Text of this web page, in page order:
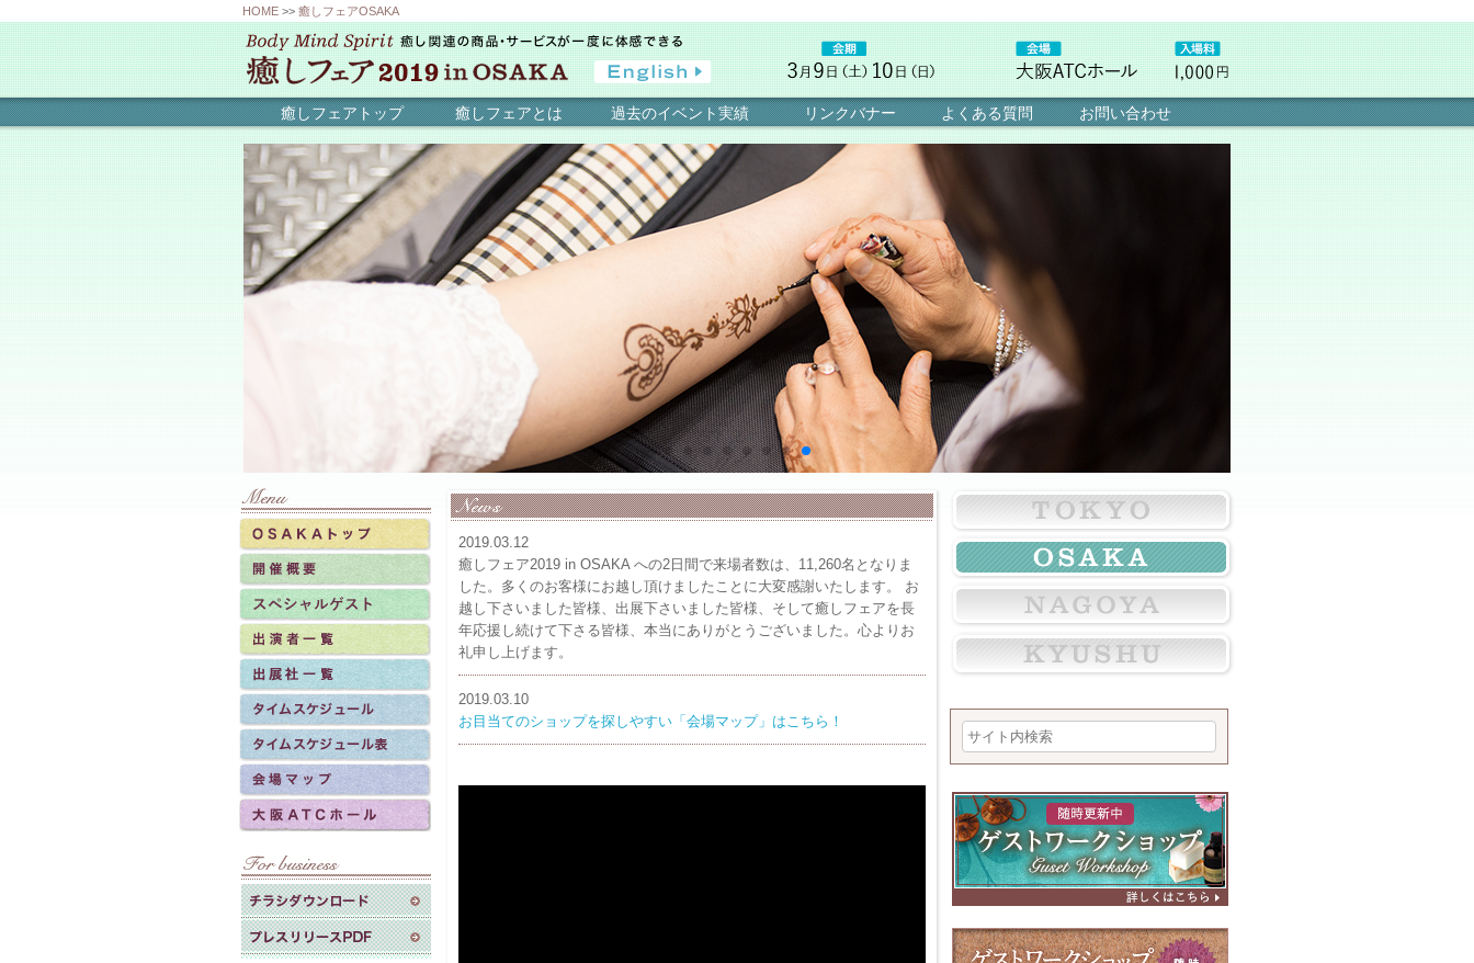
HOME>> 癒しフェアOSAKA
癒しフェアトップ 癒しフェアとは 過去のイベント実績 リンクバナー よくある質問 お問い合わせ
2019.03.12
癒しフェア2019 in OSAKA への2日間で来場者数は、11,260名となりま
した。多くのお客様にお越し頂けましたことに大変感謝いたします。 お
越し下さいました皆様、出展下さいました皆様、そして癒しフェアを長
年応援し続けて下さる皆様、本当にありがとうございました。心よりお
礼申し上げます。
2019.03.10
お目当てのショップを探しやすい「会場マップ」はこちら！
穴口恵子さん×すみれちゃんのトークショーはATCホール地下【第１講演